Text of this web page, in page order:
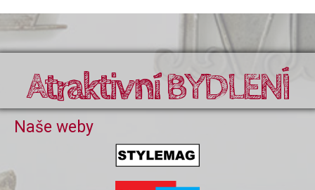
Atraktivní BYDLENÍ
Naše weby